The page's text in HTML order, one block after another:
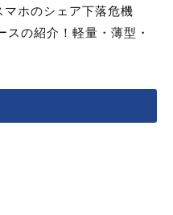
ホのシェア下落危機
の紹介！軽量・薄型・